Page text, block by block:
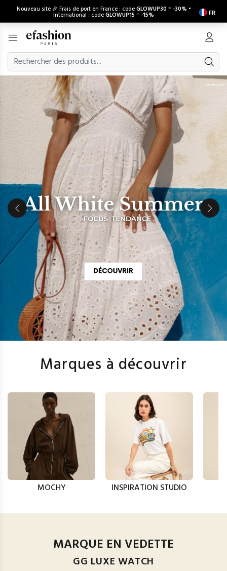
Nouveau site 🎉 Frais de port en France : codeGLOWUP30 = -30% •
International : codeGLOWUP15 = -15% FR
Marques à découvrir
MOCHY INSPIRATION STUDIO
MARQUE EN VEDETTE
GG LUXE WATCH